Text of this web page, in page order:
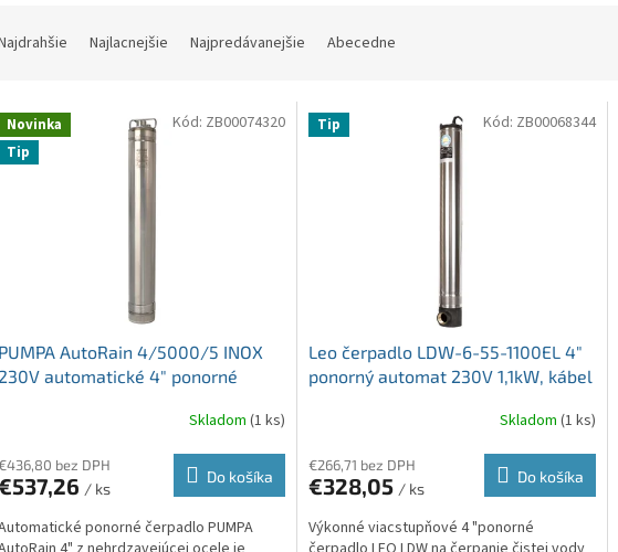
Najlacnejšie Najpredávanejšie Abecedne
Novinka
Tip
PUMPA AutoRain 4/5000/5 INOX
230V automatické 4" ponorné
Skladom (1 ks)
bez DPH
/ ks
Do košíka
ponorné čerpadlo PUMPA
Kód: ZB00074320 Tip
Leo čerpadlo LDW-6-55-1100EL 4"
ponorný automat 230V 1,1kW, kábel
Skladom (1 ks)
€266,71 bez DPH
€328,05 / ks
Do košíka
Výkonné viacstupňové 4 "ponorné
Kód: ZB00068344